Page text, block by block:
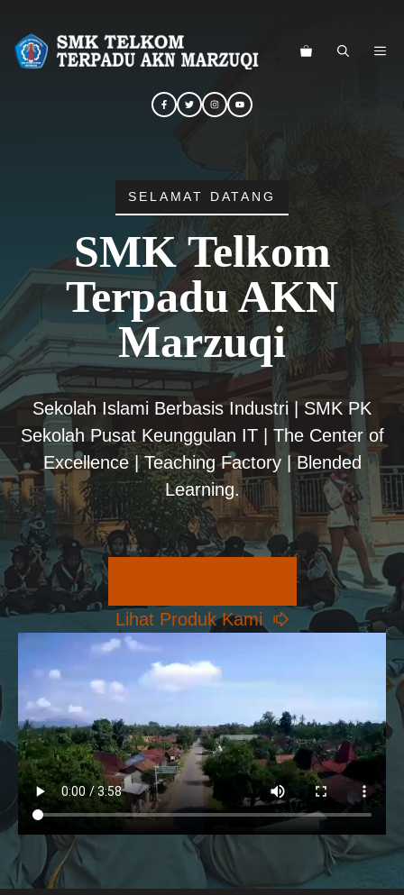
SELAMAT DATANG
SMK Telkom
Terpadu AKN
Marzuqi
Sekolah Islami Berbasis Industri | SMK PK
Sekolah Pusat Keunggulan IT | The Center of
Excellence | Teaching Factory | Blended
Learning.
Lihat Produk Kami